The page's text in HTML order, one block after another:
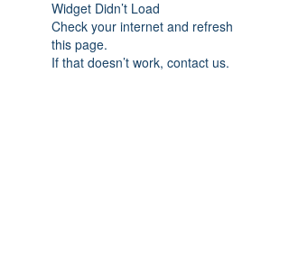
Widget Didn’t Load
Check your internet and refresh
this page.
If that doesn’t work, contact us.